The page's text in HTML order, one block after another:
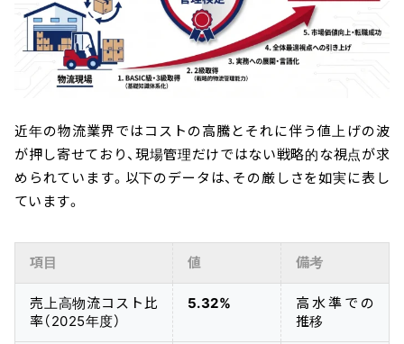
近年の物流業界ではコストの高騰とそれに伴う値上げの波
が押し寄せており、現場管理だけではない戦略的な視点が求
められています。以下のデータは、その厳しさを如実に表し
ています。
項目 値 備考
売上高物流コスト比
率（2025年度）
5.32%
高水準での
推移